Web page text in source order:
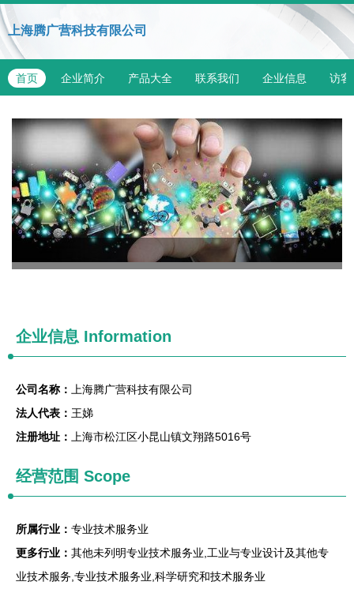
上海腾广营科技有限公司
首页 企业简介 产品大全 联系我们 企业信息 访客
企业信息 Information
公司名称：
上海腾广营科技有限公司
法人代表： 王娣
注册地址：
上海市松江区小昆山镇文翔路5016号
经营范围 Scope
所属行业： 专业技术服务业
更多行业： 其他未列明专业技术服务业,工业与专业设计及其他专
业技术服务,专业技术服务业,科学研究和技术服务业